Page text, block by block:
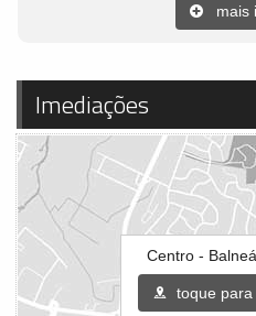
mais
Imediações
Centro -
toque